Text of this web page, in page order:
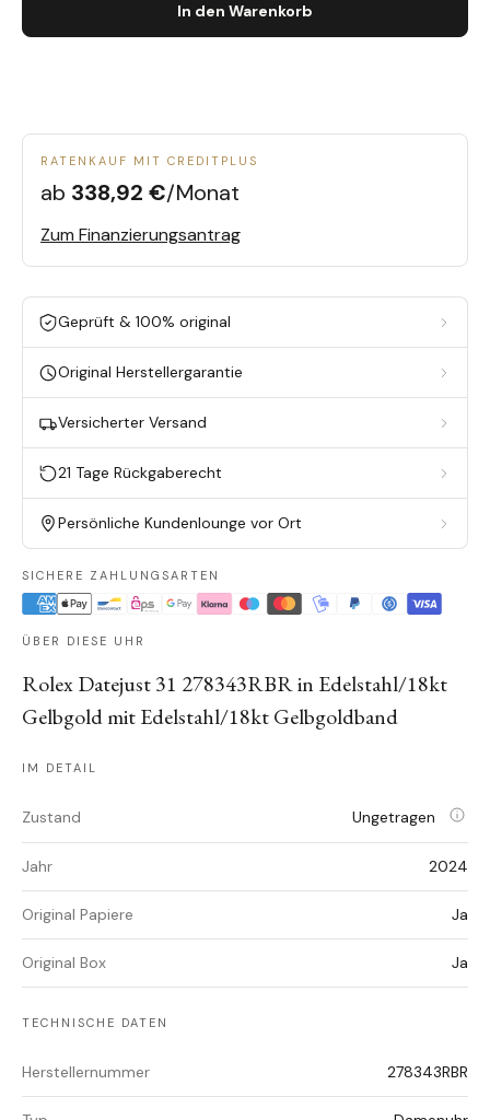
In den Warenkorb
RATENKAUF MIT CREDITPLUS
ab 338,92 €/Monat
Zum Finanzierungsantrag
Geprüft & 100% original
Original Herstellergarantie
Versicherter Versand
21 Tage Rückgaberecht
Persönliche Kundenlounge vor Ort
SICHERE ZAHLUNGSARTEN
ÜBER DIESE UHR
Rolex Datejust 31 278343RBR in Edelstahl/18kt
Gelbgold mit Edelstahl/18kt Gelbgoldband
IM DETAIL
Zustand Ungetragen
Jahr 2024
Original Papiere Ja
Original Box Ja
TECHNISCHE DATEN
Herstellernummer 278343RBR